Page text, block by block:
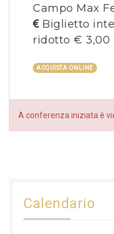
Campo Max
Biglietto
ridotto € 3,00
ACQUISTA ONLINE
A conferenza iniziata è
Calendario